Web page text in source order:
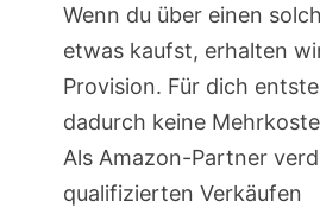
Wenn du über einen
etwas kaufst, erhalten
Provision. Für dich
dadurch keine
Als Amazon-Partner
qualifizierten Verkäufen